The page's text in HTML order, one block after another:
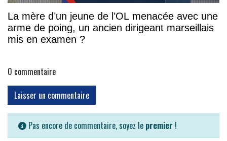
La mère d’un jeune de l’OL menacée avec une
arme de poing, un ancien dirigeant marseillais
mis en examen ?
0 commentaire
Laisser un commentaire
Pas encore de commentaire, soyez le premier !